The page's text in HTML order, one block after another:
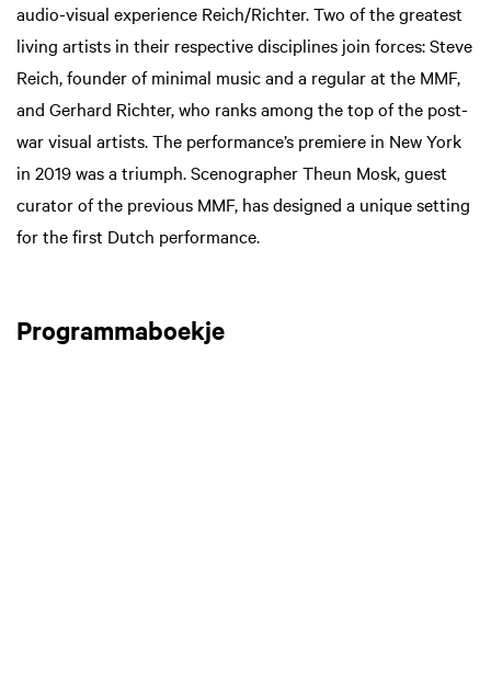
audio-visual experience Reich/Richter. Two of the greatest
living artists in their respective disciplines join forces: Steve
Reich, founder of minimal music and a regular at the MMF,
and Gerhard Richter, who ranks among the top of the post-
war visual artists. The performance’s premiere in New York
in 2019 was a triumph. Scenographer Theun Mosk, guest
curator of the previous MMF, has designed a unique setting
for the first Dutch performance.
Programmaboekje